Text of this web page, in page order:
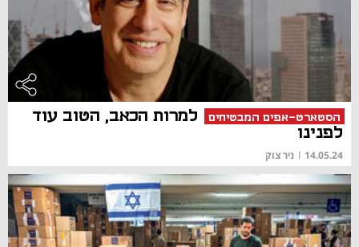
הסטארט-אפים המבטיחים
למרות הכאב, הטוב עוד
לפנינו
14.05.24
| ניר צוק